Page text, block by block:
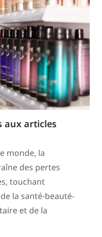
aux articles
monde, la
des pertes
touchant
la santé-beauté-
et de la